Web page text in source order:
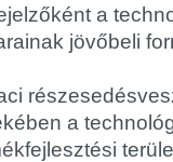
a
jövőbeli
a